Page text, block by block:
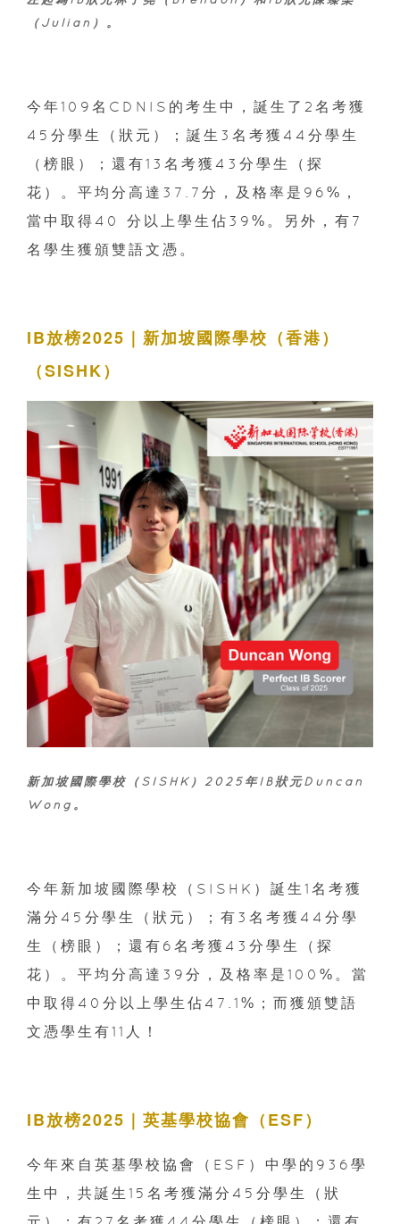
（Julian）。
今年109名CDNIS的考生中，誕生了2名考獲
45分學生（狀元）；誕生3名考獲44分學生
（榜眼）；還有13名考獲43分學生（探
花）。平均分高達37.7分，及格率是96%，
當中取得40 分以上學生佔39%。另外，有7
名學生獲頒雙語文憑。
IB放榜2025｜新加坡國際學校（香港）
（SISHK）
新加坡國際學校（SISHK）2025年IB狀元Duncan
Wong。
今年新加坡國際學校（SISHK）誕生1名考獲
滿分45分學生（狀元）；有3名考獲44分學
生（榜眼）；還有6名考獲43分學生（探
花）。平均分高達39分，及格率是100%。當
中取得40分以上學生佔47.1%；而獲頒雙語
文憑學生有11人！
IB放榜2025｜英基學校協會（ESF）
今年來自英基學校協會（ESF）中學的936學
生中，共誕生15名考獲滿分45分學生（狀